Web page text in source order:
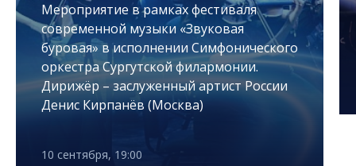
Мероприятие в рамках фестиваля
современной музыки «Звуковая
буровая» в исполнении Симфонического
оркестра Сургутской филармонии.
Дирижёр – заслуженный артист России
Денис Кирпанёв (Москва)
10 сентября, 19:00